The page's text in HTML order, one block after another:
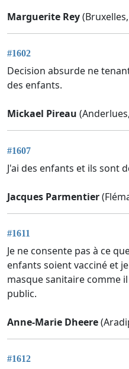
Marguerite Rey
#1602
Decision absurde ne
des enfants.
Mickael Pireau
#1607
J'ai des enfants et ils sont
Jacques Parmentier
#1611
Je ne consente pas à ce
enfants soient vacciné et
masque sanitaire comme
public.
Anne-Marie Dheere
#1612